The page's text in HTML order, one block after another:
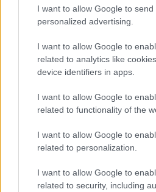
I want to allow Google to send
personalized advertising.
I want to allow Google to
related to analytics like
device identifiers in apps.
I want to allow Google to
related to functionality of the
I want to allow Google to
related to personalization.
I want to allow Google to
related to security, including
PRIMO PIANO
La Raggi proroga
alcol a San Lorenzo
3 Novembre 2018 - 13:29Marco
Dopo il caso Desireè, la
l’ordinanza anti alcol a San
limitrofe, per frenare i rischi
La Sindaca Virginia Raggi…